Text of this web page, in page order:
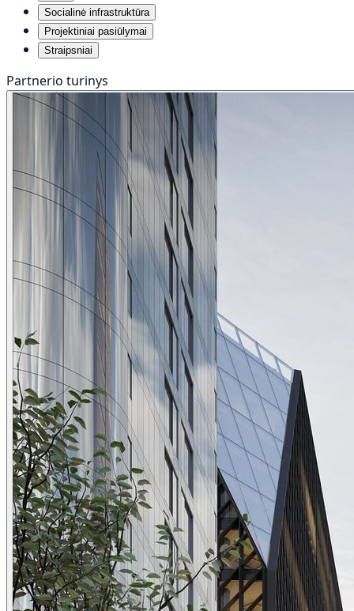
Socialinė infrastruktūra
Projektiniai pasiūlymai
Straipsniai
Partnerio turinys